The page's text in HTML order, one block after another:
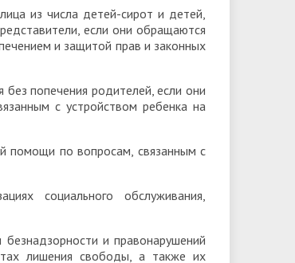
из числа детей-сирот и детей,
если они обращаются
и защитой прав и законных
попечения родителей, если они
с устройством ребенка на
помощи по вопросам, связанным с
социального обслуживания,
и правонарушений
лишения свободы, а также их